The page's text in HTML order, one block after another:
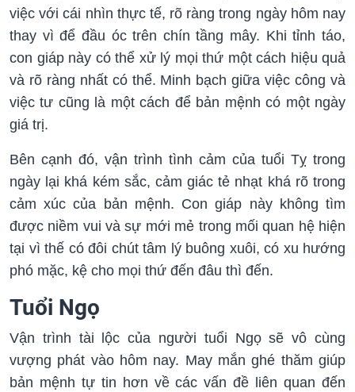
việc với cái nhìn thực tế, rõ ràng trong ngày hôm nay
thay vì để đầu óc trên chín tầng mây. Khi tỉnh táo,
con giáp này có thể xử lý mọi thứ một cách hiệu quả
và rõ ràng nhất có thể. Minh bạch giữa việc công và
việc tư cũng là một cách để bản mệnh có một ngày
giá trị.
Bên cạnh đó, vận trình tình cảm của tuổi Tỵ trong
ngày lại khá kém sắc, cảm giác tẻ nhạt khá rõ trong
cảm xúc của bản mệnh. Con giáp này không tìm
được niềm vui và sự mới mẻ trong mối quan hệ hiện
tại vì thế có đôi chút tâm lý buông xuôi, có xu hướng
phó mặc, kệ cho mọi thứ đến đâu thì đến.
Tuổi Ngọ
Vận trình tài lộc của người tuổi Ngọ sẽ vô cùng
vượng phát vào hôm nay. May mắn ghé thăm giúp
bản mệnh tự tin hơn về các vấn đề liên quan đến